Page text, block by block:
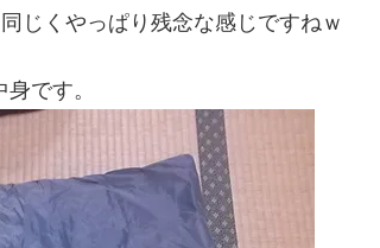
じくやっぱり残念な感じですねｗ
です。